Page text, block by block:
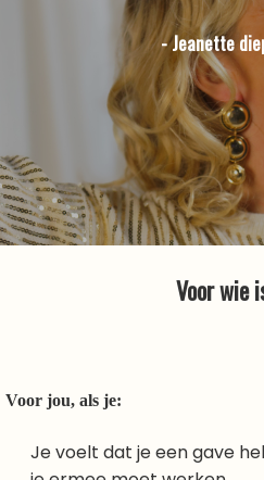
- Jeanette
Voor wie
Voor jou, als je:
Je voelt dat je een gave